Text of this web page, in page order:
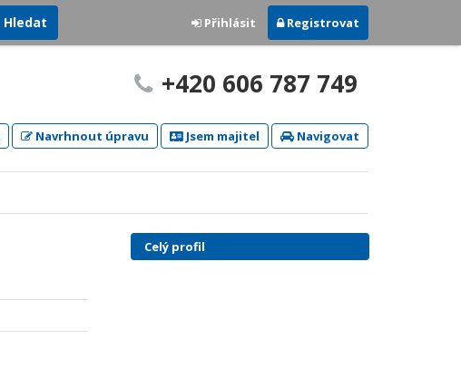
Hledat Přihlásit Registrovat
+420 606 787 749
Navrhnout úpravu Jsem majitel Navigovat
Celý profil